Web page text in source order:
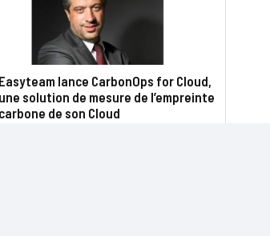
Easyteam lance CarbonOps for Cloud,
une solution de mesure de l’empreinte
carbone de son Cloud